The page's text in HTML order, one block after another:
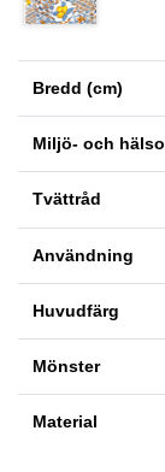
Bredd (cm)
Miljö- och
Tvättråd
Användning
Huvudfärg
Mönster
Material